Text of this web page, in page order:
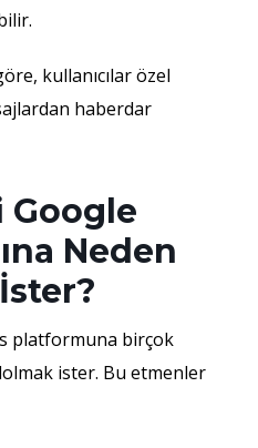
kullanıcılar özel
haberdar
Google
Neden
platformuna birçok
ister. Bu etmenler